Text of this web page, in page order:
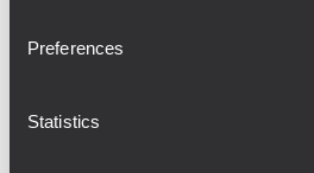
Preferences
Statistics
sonorisation principale,
modules HDL 30-A
seul palan motorisé de
audio sans fil s’est